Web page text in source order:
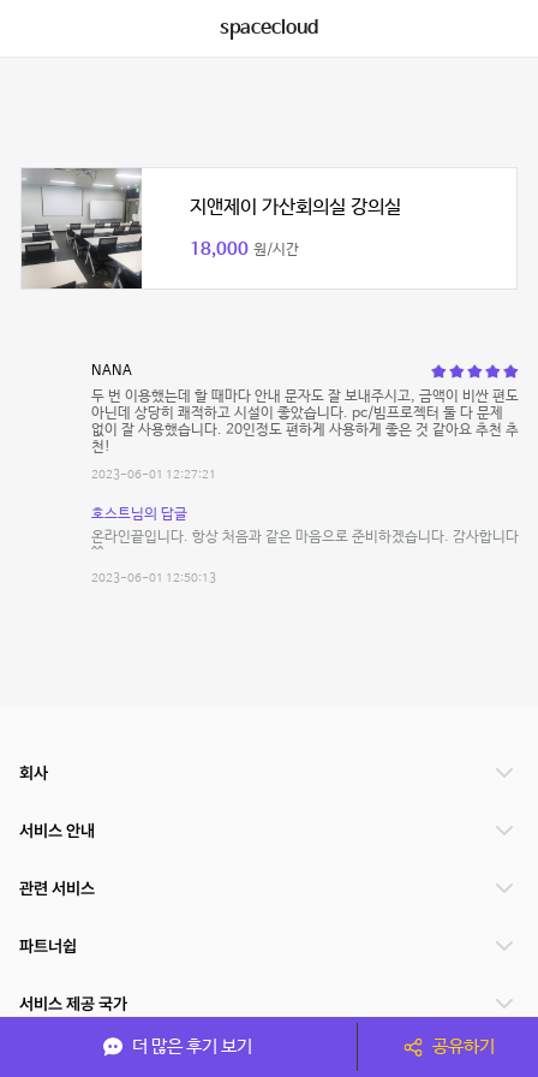
spacecloud
지앤제이 가산회의실 강의실
18,000 원/시간
NANA
두 번 이용했는데 할 때마다 안내 문자도 잘 보내주시고, 금액이 비싼 편도
아닌데 상당히 쾌적하고 시설이 좋았습니다. pc/빔프로젝터 둘 다 문제
없이 잘 사용했습니다. 20인정도 편하게 사용하게 좋은 것 같아요 추천 추
천!
2023-06-01 12:27:21
호스트님의 답글
온라인끝입니다. 항상 처음과 같은 마음으로 준비하겠습니다. 감사합니다
^^
2023-06-01 12:50:13
더 많은 후기 보기 공유하기
회사
서비스 안내
관련 서비스
파트너쉽
서비스 제공 국가